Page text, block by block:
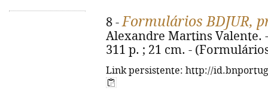
8 -Formulários BDJUR,
Alexandre Martins Valente.
311 p. ; 21 cm. -
Link persistente: http://